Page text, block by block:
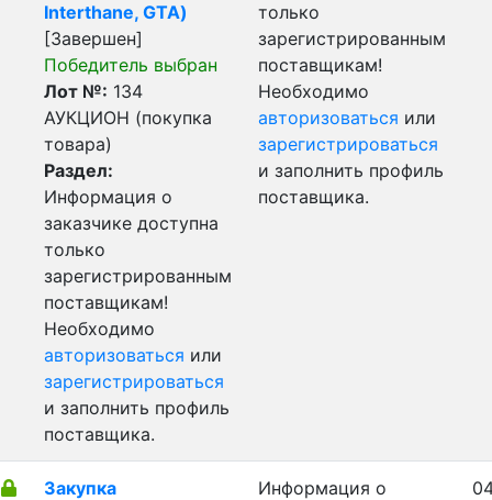
Interthane, GTA)
[Завершен]
Победитель выбран
Лот №: 134
АУКЦИОН (покупка
товара)
Раздел:
Информация о
заказчике доступна
только
зарегистрированным
поставщикам!
Необходимо
авторизоваться или
зарегистрироваться
и заполнить профиль
поставщика.
только
зарегистрированным
поставщикам!
Необходимо
авторизоваться или
зарегистрироваться
и заполнить профиль
поставщика.
Закупка
Информация о